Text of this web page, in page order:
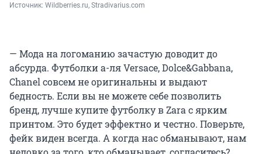
Источник: Wildberries.ru, Stradivarius.com
— Мода на логоманию зачастую доводит до
абсурда. Футболки а-ля Versace, Dolce&Gabbana,
Chanel совсем не оригинальны и выдают
бедность. Если вы не можете себе позволить
бренд, лучше купите футболку в Zara с ярким
принтом. Это будет эффектно и честно. Поверьте,
фейк виден всегда. А когда нас обманывают, нам